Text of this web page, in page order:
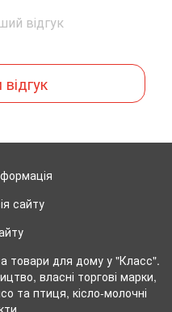
відгук
сайту
товари для дому у "Класс".
власні торгові марки,
та птиця, кісло-молочні